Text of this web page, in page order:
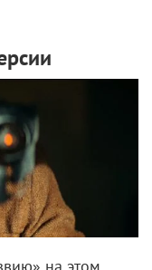
на этом